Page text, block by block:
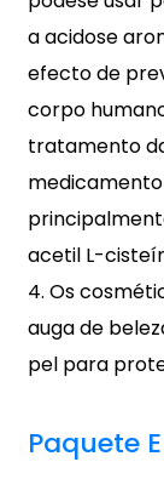
a acidose
efecto de
corpo
tratamento
acetil L-
4. Os
auga de
pel para
Paquete